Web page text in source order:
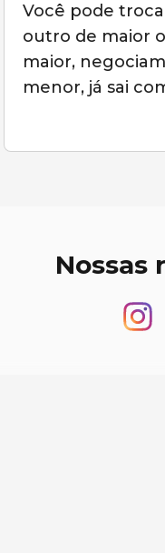
Você pode
outro de maior
maior,
menor, já sai
Nossas